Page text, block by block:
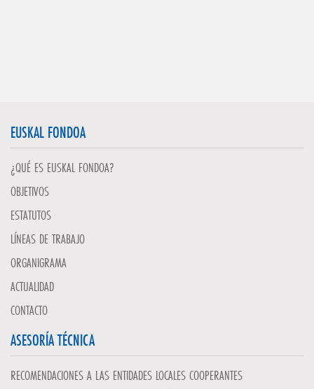
EUSKAL FONDOA
¿QUÉ ES EUSKAL FONDOA?
OBJETIVOS
ESTATUTOS
LÍNEAS DE TRABAJO
ORGANIGRAMA
ACTUALIDAD
CONTACTO
ASESORÍA TÉCNICA
RECOMENDACIONES A LAS ENTIDADES LOCALES COOPERANTES